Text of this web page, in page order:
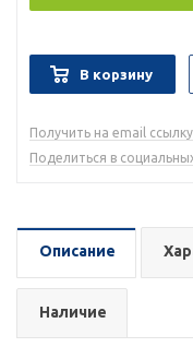
В корзину
Получить на email
Поделиться в
Описание
Наличие